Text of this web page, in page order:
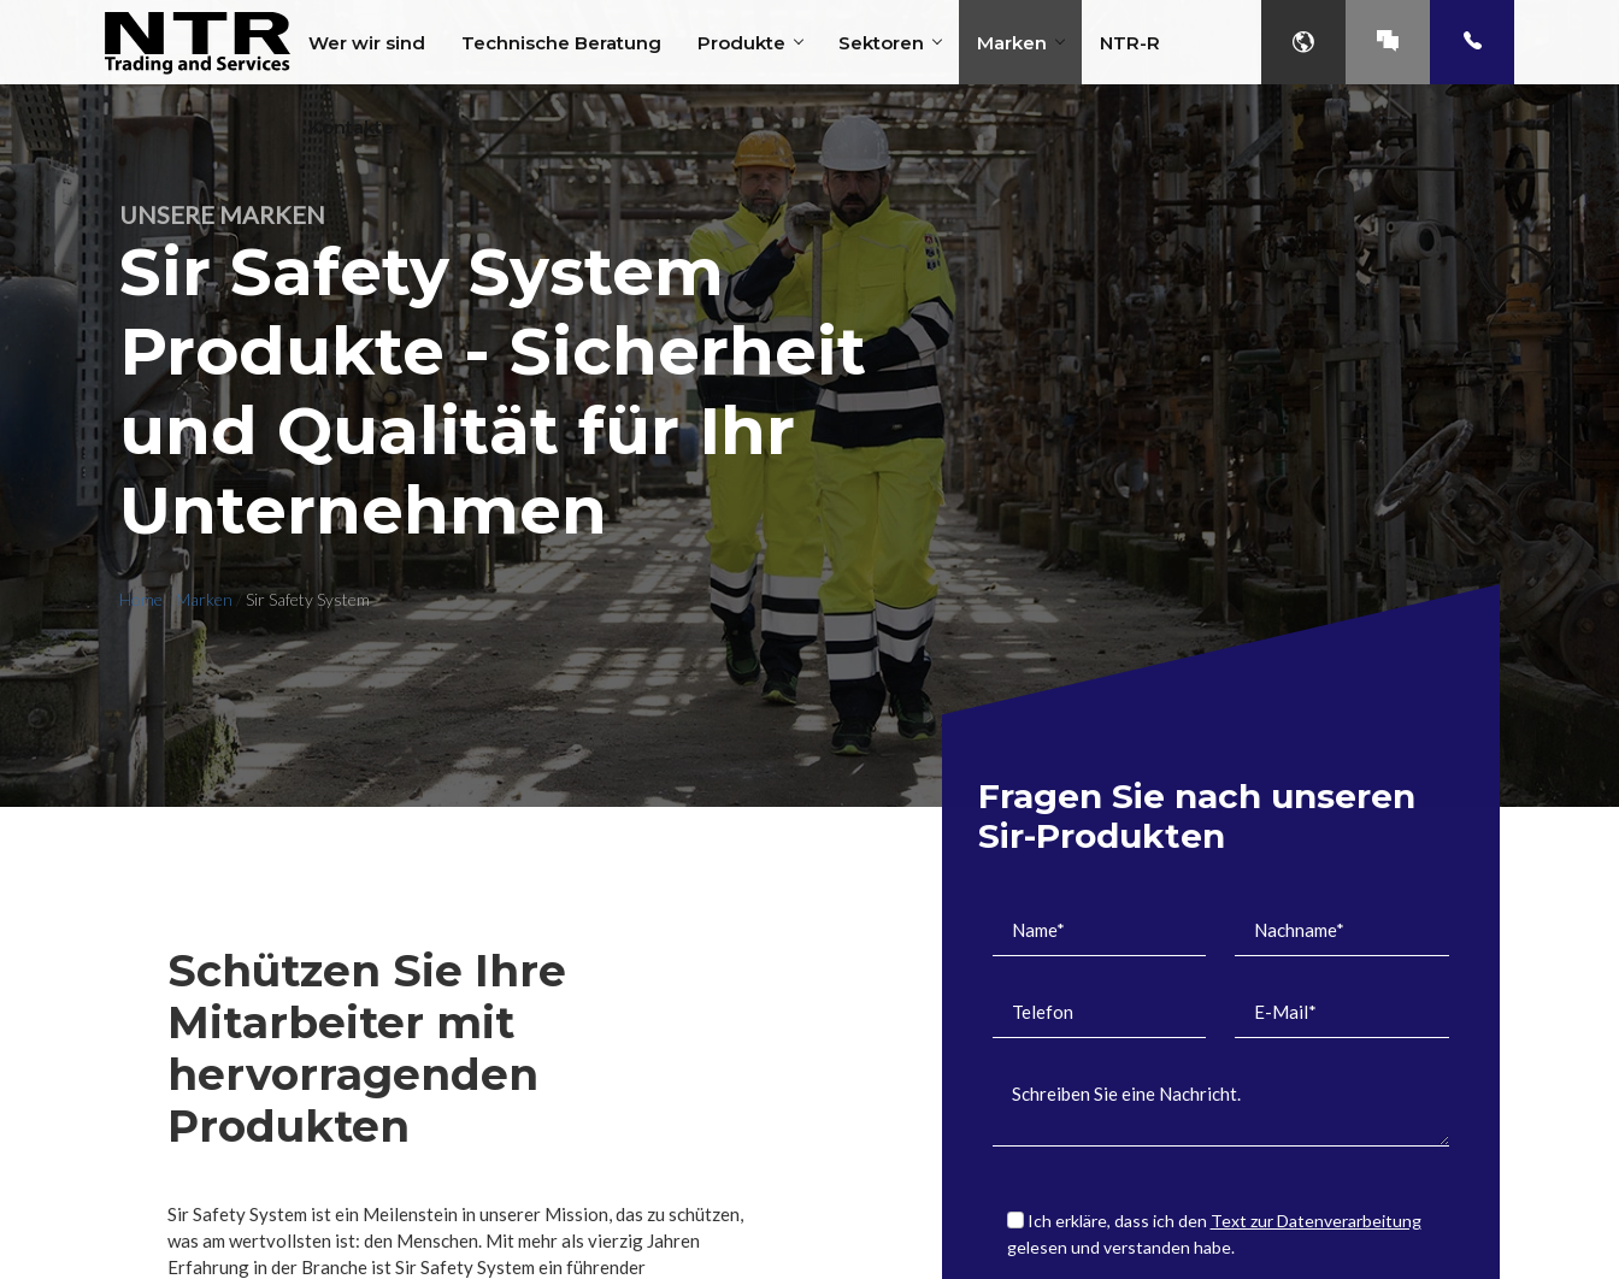
Wer wir sind Technische Beratung Produkte Sektoren Marken NTR-R
Kontakte
UNSERE MARKEN
Sir Safety System
Produkte - Sicherheit
und Qualität für Ihr
Unternehmen
Home/ Marken / Sir Safety System
Schützen Sie Ihre
Mitarbeiter mit
hervorragenden
Produkten
Sir Safety System ist ein Meilenstein in unserer Mission, das zu schützen,
was am wertvollsten ist: den Menschen. Mit mehr als vierzig Jahren
Erfahrung in der Branche ist Sir Safety System ein führender
Fragen Sie nach unseren
Sir-Produkten
Ich erkläre, dass ich den Text zur Datenverarbeitung
gelesen und verstanden habe.